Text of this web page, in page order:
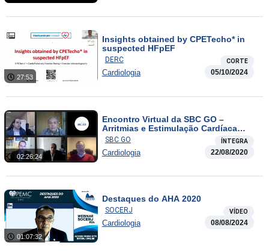
27:53
Insights obtained by CPETecho* in
suspected HFpEF
DERC CORTE
Cardiologia 05/10/2024
02:26:24
Encontro Virtual da SBC GO –
Arritmias e Estimulação Cardíaca
Artificial
SBC GO ÍNTEGRA
Cardiologia 22/08/2020
01:07:32
Destaques do AHA 2020
SOCERJ VÍDEO
Cardiologia 08/08/2024